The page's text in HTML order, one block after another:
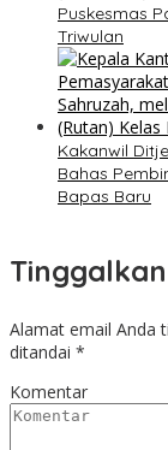
Puskesmas
Triwulan
Kakanwil
Bahas
Bapas Baru
Alamat email Anda
ditandai *
Komentar